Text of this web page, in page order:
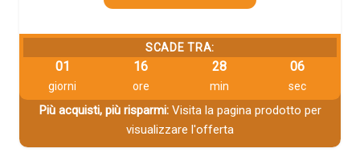
SCADE TRA:
01
giorni
16
ore
28
min
05
sec
Più acquisti, più risparmi:Visita la pagina prodotto per
visualizzare l'offerta